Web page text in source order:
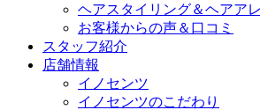
ヘアスタイリング＆ヘアア
お客様からの声＆口コミ
スタッフ紹介
店舗情報
イノセンツ
イノセンツのこだわり